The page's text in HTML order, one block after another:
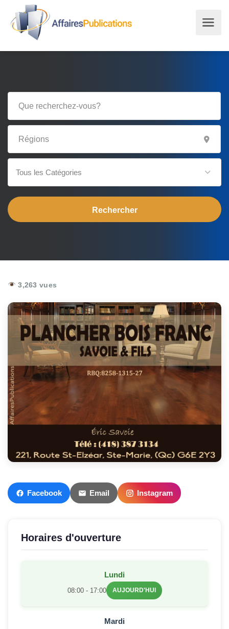
Tous les Catégories
3,263 vues
Facebook Email Instagram
Horaires d'ouverture
Lundi
08:00 - 17:00 AUJOURD'HUI
Mardi